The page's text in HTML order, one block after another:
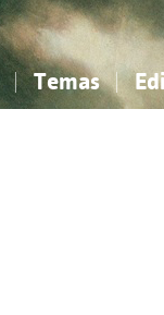
Temas